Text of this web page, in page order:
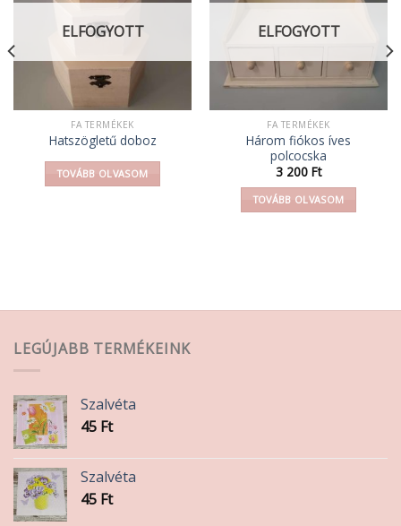
ELFOGYOTT
FA TERMÉKEK
Hatszögletű doboz
TOVÁBB OLVASOM
ELFOGYOTT
FA TERMÉKEK
Három fiókos íves
polcocska
3 200 Ft
TOVÁBB OLVASOM
LEGÚJABB TERMÉKEINK
Szalvéta
45 Ft
Szalvéta
45 Ft